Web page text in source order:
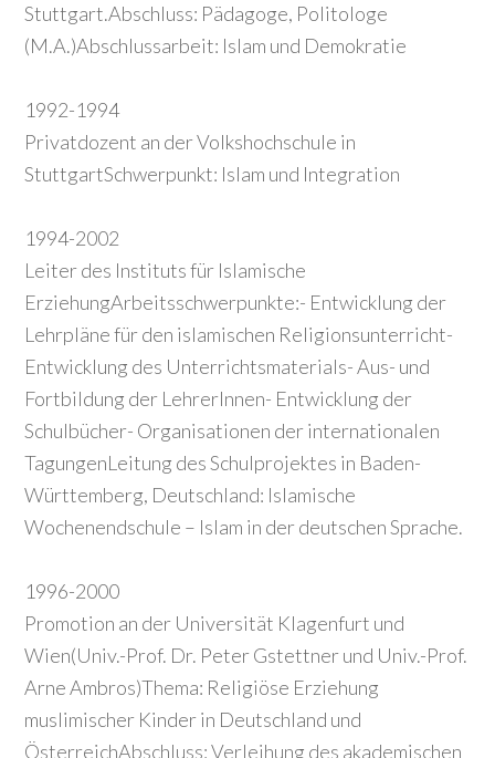
Stuttgart.Abschluss: Pädagoge, Politologe
(M.A.)Abschlussarbeit: Islam und Demokratie
1992-1994
Privatdozent an der Volkshochschule in
StuttgartSchwerpunkt: Islam und Integration
1994-2002
Leiter des Instituts für Islamische
ErziehungArbeitsschwerpunkte:- Entwicklung der
Lehrpläne für den islamischen Religionsunterricht-
Entwicklung des Unterrichtsmaterials- Aus- und
Fortbildung der LehrerInnen- Entwicklung der
Schulbücher- Organisationen der internationalen
TagungenLeitung des Schulprojektes in Baden-
Württemberg, Deutschland: Islamische
Wochenendschule – Islam in der deutschen Sprache.
1996-2000
Promotion an der Universität Klagenfurt und
Wien(Univ.-Prof. Dr. Peter Gstettner und Univ.-Prof.
Arne Ambros)Thema: Religiöse Erziehung
muslimischer Kinder in Deutschland und
ÖsterreichAbschluss: Verleihung des akademischen